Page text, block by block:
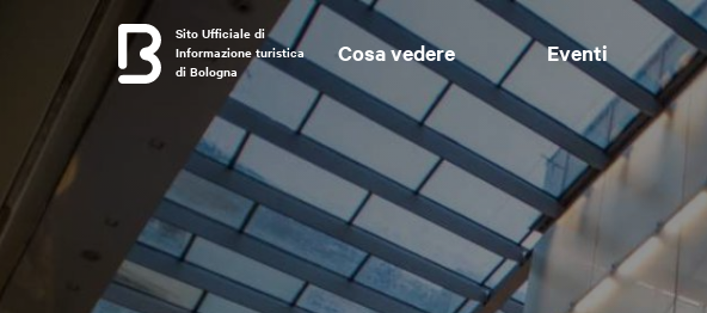
Sito Ufficiale di
Informazione turistica
di Bologna
Cosa vedere Eventi